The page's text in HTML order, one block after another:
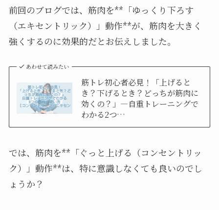
前回のブログでは、筋肉を**「ゆっくり下ろす
（エキセントリック）」動作**が、筋肉を大きく
強くするのに効果的だとお伝えしました。
あわせて読みたい
筋トレ初心者必見！「上げると
き？下げるとき？どっちが筋肉に
効くの？」—自重トレーニングで
わかる2つ…
では、筋肉を**「ぐっと上げる（コンセントリッ
ク）」動作**は、特に意識しなくても良いのでし
ょうか？